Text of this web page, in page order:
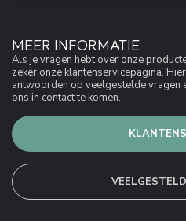
MEER INFORMATIE
Als je vragen hebt over onze
zeker onze klantenservicepagina.
antwoorden op veelgestelde vragen
ons in contact te komen.